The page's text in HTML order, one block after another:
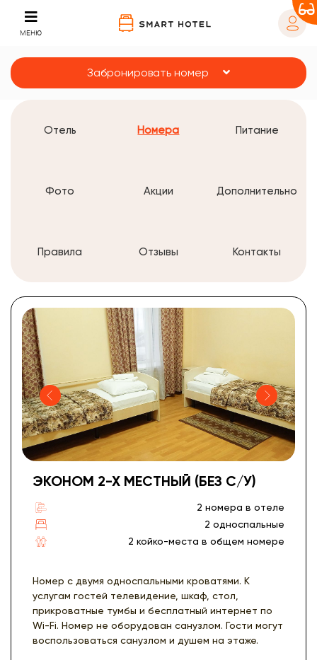
МЕНЮ
Забронировать номер
Отель Номера Питание
Фото Акции Дополнительно
Правила Отзывы Контакты
ЭКОНОМ 2-Х МЕСТНЫЙ (БЕЗ С/У)
2 номера в отеле
2 односпальные
2 койко-места в общем номере
Номер с двумя односпальными кроватями. К
услугам гостей телевидение, шкаф, стол,
прикроватные тумбы и бесплатный интернет по
Wi-Fi. Номер не оборудован санузлом. Гости могут
воспользоваться санузлом и душем на этаже.